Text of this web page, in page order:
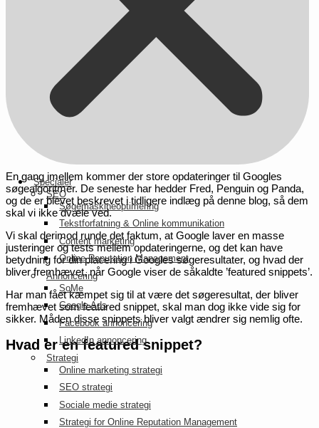
Specialer
SEO
Søgemaskineoptimering
Tekstforfatning & Online kommunikation
Content marketing
Online Reputation Management
Annoncering
SoMe
Google Ads
Facebook annoncering
LinkedIn annoncering
Strategi
Online marketing strategi
SEO strategi
Sociale medie strategi
Strategi for Online Reputation Management
En gang imellem kommer der store opdateringer til Googles
søgealgoritmer. De seneste har hedder Fred, Penguin og Panda,
og de er blevet beskrevet i tidligere indlæg på denne blog, så dem
skal vi ikke dvæle ved.
Vi skal derimod runde det faktum, at Google laver en masse
justeringer og tests mellem opdateringerne, og det kan have
betydning for din placering i Googles søgeresultater, og hvad der
bliver fremhævet, når Google viser de såkaldte ’featured snippets’.
Har man fået kæmpet sig til at være det søgeresultat, der bliver
fremhævet som featured snippet, skal man dog ikke vide sig for
sikker. Måden disse snippets bliver valgt ændrer sig nemlig ofte.
Hvad er en featured snippet?